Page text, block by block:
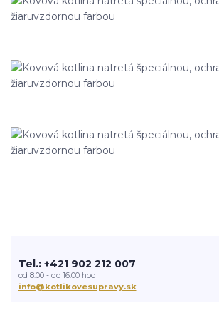
Tel.: +421 902 212 007
od 8:00 - do 16:00 hod
info@kotlikovesupravy.sk